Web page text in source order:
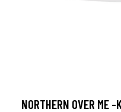
NORTHERN OVER ME